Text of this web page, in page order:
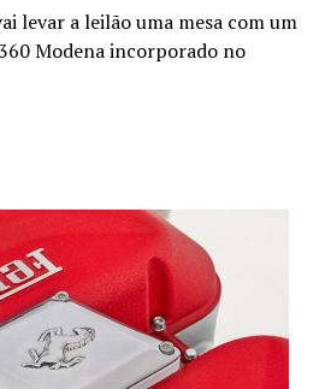
levar a leilão uma mesa com um
Modena incorporado no